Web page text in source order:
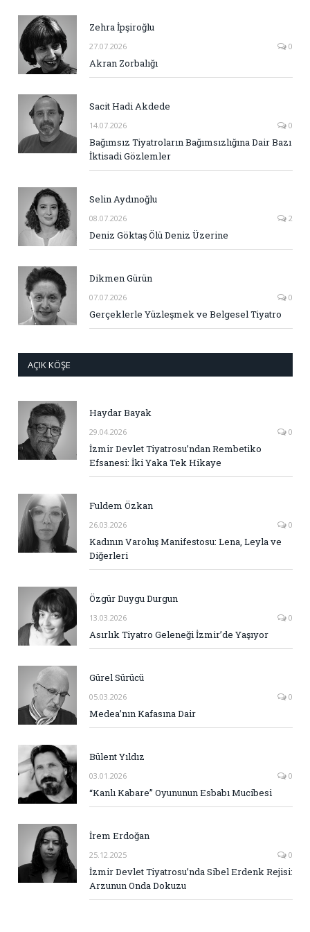
Zehra İpşiroğlu
27.07.2026 0
Akran Zorbalığı
Sacit Hadi Akdede
14.07.2026 0
Bağımsız Tiyatroların Bağımsızlığına Dair Bazı
İktisadi Gözlemler
Selin Aydınoğlu
08.07.2026 2
Deniz Göktaş Ölü Deniz Üzerine
Dikmen Gürün
07.07.2026 0
Gerçeklerle Yüzleşmek ve Belgesel Tiyatro
AÇIK KÖŞE
Haydar Bayak
29.04.2026 0
İzmir Devlet Tiyatrosu’ndan Rembetiko
Efsanesi: İki Yaka Tek Hikaye
Fuldem Özkan
26.03.2026 0
Kadının Varoluş Manifestosu: Lena, Leyla ve
Diğerleri
Özgür Duygu Durgun
13.03.2026 0
Asırlık Tiyatro Geleneği İzmir’de Yaşıyor
Gürel Sürücü
05.03.2026 0
Medea’nın Kafasına Dair
Bülent Yıldız
03.01.2026 0
“Kanlı Kabare” Oyununun Esbabı Mucibesi
İrem Erdoğan
25.12.2025 0
İzmir Devlet Tiyatrosu’nda Sibel Erdenk Rejisi:
Arzunun Onda Dokuzu